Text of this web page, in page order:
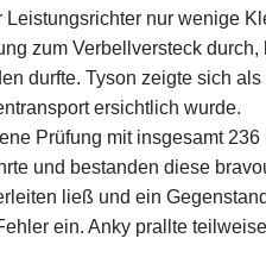
nur wenige
zum Verbellversteck
durfte. Tyson zeigte sich
ersichtlich wurde.
Prüfung mit insgesamt 236
und bestanden diese
ließ und ein
ein. Anky prallte